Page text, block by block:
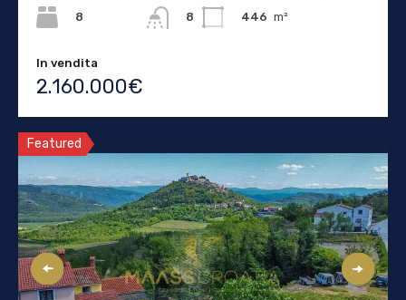
8
8
446 m²
In vendita
2.160.000€
Featured